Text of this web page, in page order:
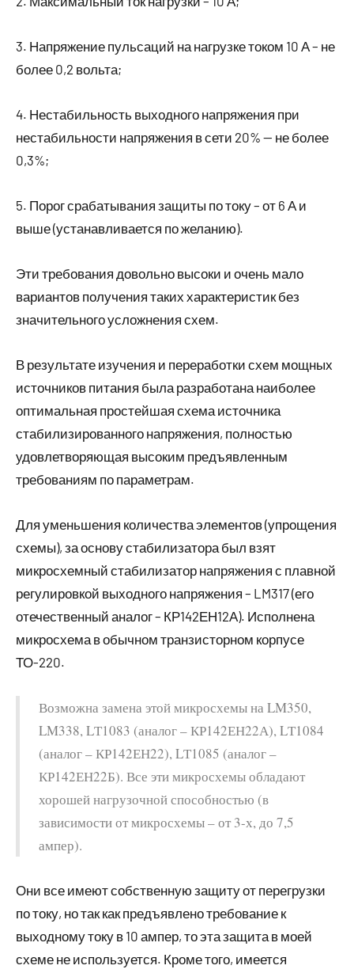
3. Напряжение пульсаций на нагрузке током 10 А – не
более 0,2 вольта;
4. Нестабильность выходного напряжения при
нестабильности напряжения в сети 20% — не более
0,3%;
5. Порог срабатывания защиты по току – от 6 А и
выше (устанавливается по желанию).
Эти требования довольно высоки и очень мало
вариантов получения таких характеристик без
значительного усложнения схем.
В результате изучения и переработки схем мощных
источников питания была разработана наиболее
оптимальная простейшая схема источника
стабилизированного напряжения, полностью
удовлетворяющая высоким предъявленным
требованиям по параметрам.
Для уменьшения количества элементов (упрощения
схемы), за основу стабилизатора был взят
микросхемный стабилизатор напряжения с плавной
регулировкой выходного напряжения – LM317 (его
отечественный аналог – КР142ЕН12А). Исполнена
микросхема в обычном транзисторном корпусе
ТО-220.
Возможна замена этой микросхемы на LM350,
LM338, LТ1083 (аналог – КР142ЕН22А), LТ1084
(аналог – КР142ЕН22), LТ1085 (аналог –
КР142ЕН22Б). Все эти микросхемы обладают
хорошей нагрузочной способностью (в
зависимости от микросхемы – от 3-х, до 7,5
ампер).
Они все имеют собственную защиту от перегрузки
по току, но так как предъявлено требование к
выходному току в 10 ампер, то эта защита в моей
схеме не используется. Кроме того, имеется